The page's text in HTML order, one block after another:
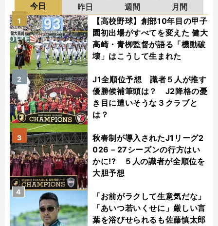
今日 昨日 週間
月間
【高校野球】創部10年目の甲子
園初出場がすべてを変えた 健大
高崎・青栁監督が語る「機動破
壊」はこうして生まれた
1
J1全順位予想 識者５人が推す
優勝候補筆頭は？ J2降格の憂
き目に遭いそうな３クラブと
は？
2
秋春制が導入されたJ1リーグ2
026－27シーズンの行方はい
かに!? ５人の識者が全順位を
大胆予想
3
「お前がラクして生意気だな」
「あいつ若いくせに」厳しい言
葉を浴びせられるも佐藤慎太郎
4